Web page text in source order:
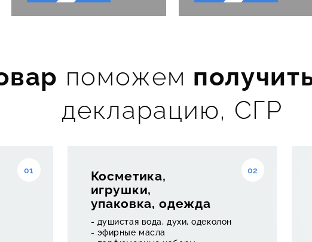
поможем
декларацию, СГР
01 02
Косметика,
игрушки,
упаковка, одежда
- душистая вода, духи, одеколон
- эфирные масла